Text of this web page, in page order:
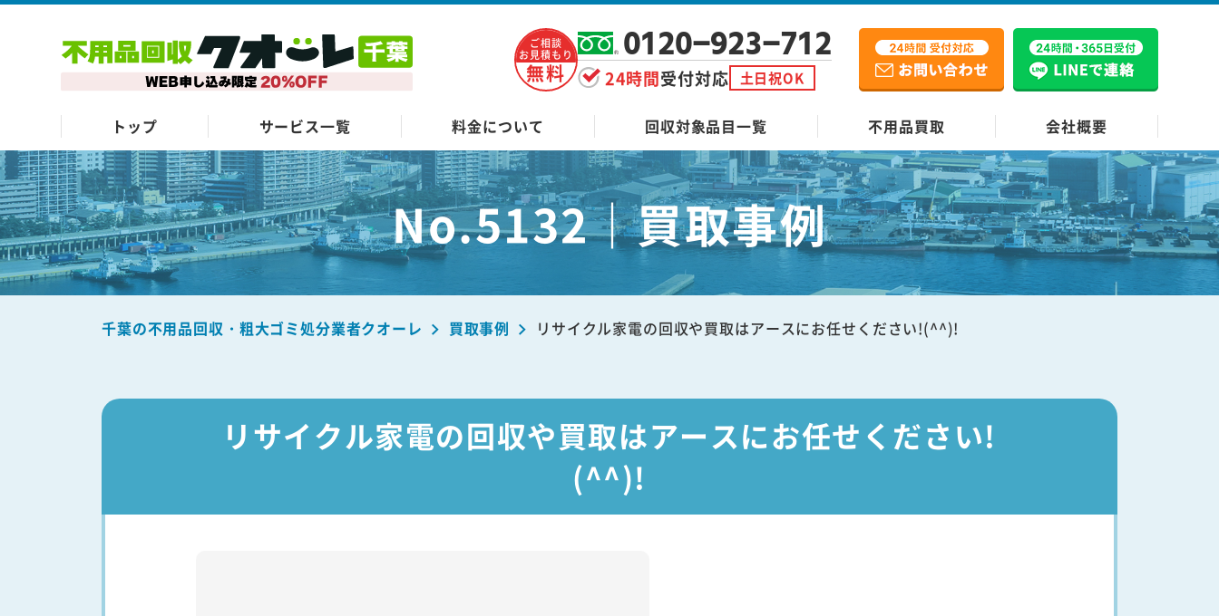
ご相談
お見積もり
無料
0120-923-712
24時間受付対応 土日祝OK
トップ サービス一覧 料金について 回収対象品目一覧 不用品買取 会社概要
No.5132｜買取事例
千葉の不用品回収・粗大ゴミ処分業者クオーレ 買取事例 リサイクル家電の回収や買取はアースにお任せください!(^^)!
リサイクル家電の回収や買取はアースにお任せください!
(^^)!